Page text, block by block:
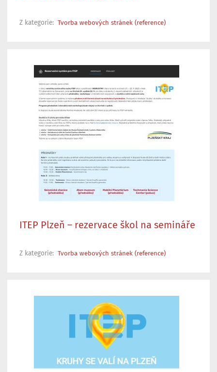
Z kategorie: Tvorba webových stránek (reference)
ITEP Plzeň – rezervace škol na semináře
Z kategorie: Tvorba webových stránek (reference)